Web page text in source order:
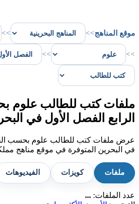
موقع المناهج>>
>>
>>
>>
ملفات كتب للطالب علوم
الرابع الفصل الأول في
عرض ملفات كتب للطالب علوم بحسب
في البحرين المتوفرة في موقع مناهج
ملفات كويزات الفيديوهات
عدد الملفات: ...